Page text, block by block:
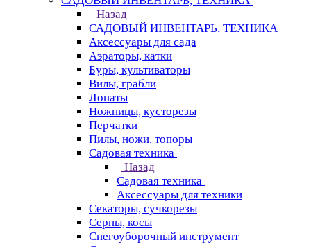
Назад
САДОВЫЙ ИНВЕНТАРЬ, ТЕХНИКА
Аксессуары для сада
Аэраторы, катки
Буры, культиваторы
Вилы, грабли
Лопаты
Ножницы, кусторезы
Перчатки
Пилы, ножи, топоры
Садовая техника
Назад
Садовая техника
Аксессуары для техники
Секаторы, сучкорезы
Серпы, косы
Снегоуборочный инструмент